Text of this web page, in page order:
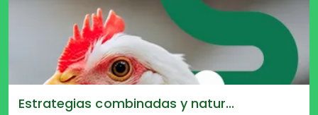
Estrategias combinadas y natur...